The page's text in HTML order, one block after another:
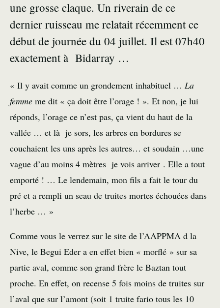
une grosse claque. Un riverain de ce
dernier ruisseau me relatait récemment ce
début de journée du 04 juillet. Il est 07h40
exactement à Bidarray …
« Il y avait comme un grondement inhabituel … La
femme me dit « ça doit être l’orage ! ». Et non, je lui
réponds, l’orage ce n’est pas, ça vient du haut de la
vallée … et là je sors, les arbres en bordures se
couchaient les uns après les autres… et soudain …une
vague d’au moins 4 mètres je vois arriver . Elle a tout
emporté ! … Le lendemain, mon fils a fait le tour du
pré et a rempli un seau de truites mortes échouées dans
l’herbe … »
Comme vous le verrez sur le site de l’AAPPMA d la
Nive, le Begui Eder a en effet bien « morflé » sur sa
partie aval, comme son grand frère le Baztan tout
proche. En effet, on recense 5 fois moins de truites sur
l’aval que sur l’amont (soit 1 truite fario tous les 10